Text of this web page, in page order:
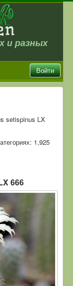
и разных
Войти
setispinus LX
1,925
666